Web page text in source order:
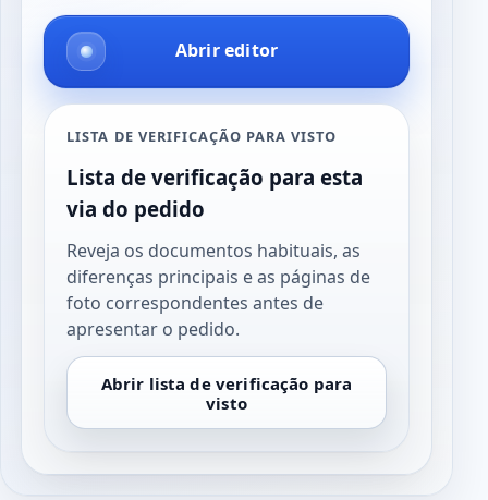
Abrir editor
LISTA DE VERIFICAÇÃO PARA VISTO
Lista de verificação para esta
via do pedido
Reveja os documentos habituais, as
diferenças principais e as páginas de
foto correspondentes antes de
apresentar o pedido.
Abrir lista de verificação para
visto